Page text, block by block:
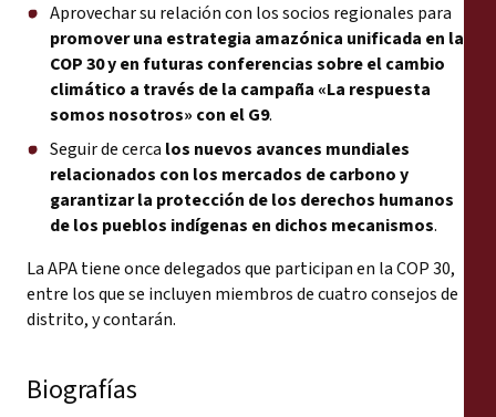
Aprovechar su relación con los socios regionales para
promover una estrategia amazónica unificada en la
COP 30 y en futuras conferencias sobre el cambio
climático a través de la campaña «La respuesta
somos nosotros» con el G9.
Seguir de cerca los nuevos avances mundiales
relacionados con los mercados de carbono y
garantizar la protección de los derechos humanos
de los pueblos indígenas en dichos mecanismos.
La APA tiene once delegados que participan en la COP 30,
entre los que se incluyen miembros de cuatro consejos de
distrito, y contarán.
Biografías